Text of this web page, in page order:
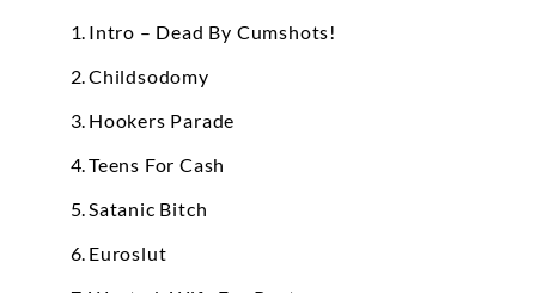
Intro – Dead By Cumshots!
Childsodomy
Hookers Parade
Teens For Cash
Satanic Bitch
Euroslut